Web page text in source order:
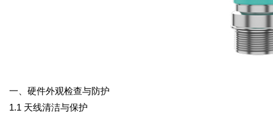
一、硬件外观检查与防护
1.1 天线清洁与保护